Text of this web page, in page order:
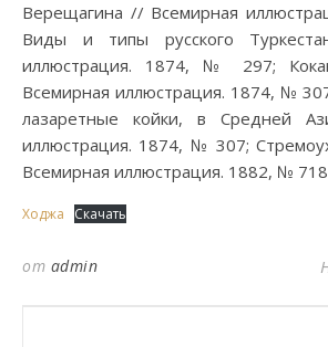
Верещагина // Всемирная
Виды и типы русского
иллюстрация. 1874, № 297;
Всемирная иллюстрация. 1874, №
лазаретные койки, в Средней
иллюстрация. 1874, № 307;
Всемирная иллюстрация. 1882, № 718
Ходжа Скачать
от admin